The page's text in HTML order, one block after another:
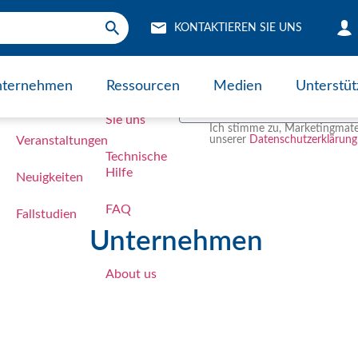
KONTAKTIEREN SIE UNS
Ressourcen Medien
Sleeves
Veranstaltungen
Neuigkeiten
Fallstudien
Sie uns
Technische
Hilfe
FAQ
Unternehmen
About us
Ich stimme zu,
unserer Datenschutzerklärung